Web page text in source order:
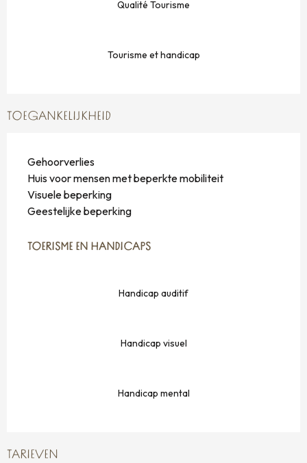
Qualité Tourisme
Tourisme et handicap
TOEGANKELIJKHEID
Gehoorverlies
Huis voor mensen met beperkte mobiliteit
Visuele beperking
Geestelijke beperking
TOERISME EN HANDICAPS
TOERISME EN HANDICAPS
Handicap auditif
Handicap visuel
Handicap mental
TARIEVEN